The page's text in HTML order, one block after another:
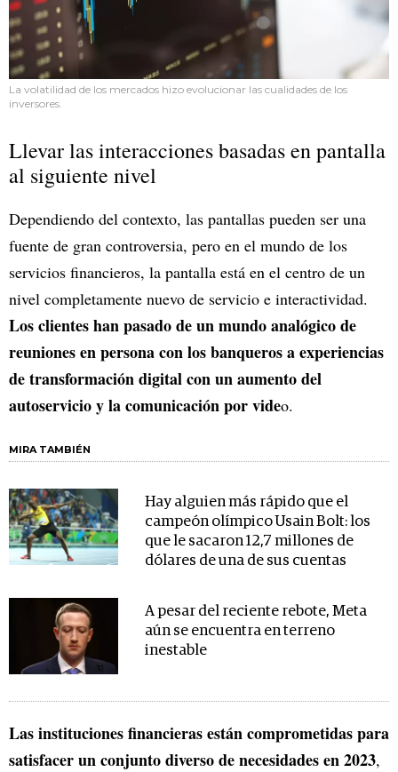
La volatilidad de los mercados hizo evolucionar las cualidades de los
inversores.
Llevar las interacciones basadas en pantalla
al siguiente nivel
Dependiendo del contexto, las pantallas pueden ser una
fuente de gran controversia, pero en el mundo de los
servicios financieros, la pantalla está en el centro de un
nivel completamente nuevo de servicio e interactividad.
Los clientes han pasado de un mundo analógico de
reuniones en persona con los banqueros a experiencias
de transformación digital con un aumento del
autoservicio y la comunicación por video.
MIRA TAMBIÉN
Hay alguien más rápido que el
campeón olímpico Usain Bolt: los
que le sacaron 12,7 millones de
dólares de una de sus cuentas
A pesar del reciente rebote, Meta
aún se encuentra en terreno
inestable
Las instituciones financieras están comprometidas para
satisfacer un conjunto diverso de necesidades en 2023,